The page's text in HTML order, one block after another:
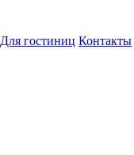
Для гостиниц Контакты